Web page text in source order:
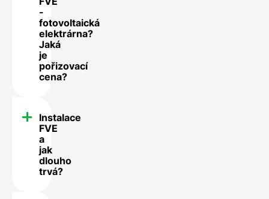
-
fotovoltaická
elektrárna?
Jaká
je
pořizovací
cena?
Instalace
FVE
a
jak
dlouho
trvá?